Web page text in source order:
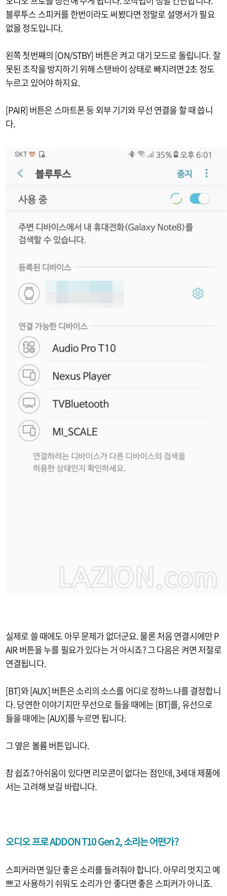
블루투스 스피커를 한번이라도 써봤다면 정말로 설명서가 필요
없을 정도입니다.
왼쪽 첫번째의 [ON/STBY] 버튼은 켜고 대기 모드로 돌립니다. 잘
못된 조작을 방지하기 위해 스탠바이 상태로 빠지려면 2초 정도
누르고 있어야 하지요.
[PAIR] 버튼은 스마트폰 등 외부 기기와 무선 연결을 할 때 씁니
다.
실제로 쓸 때에도 아무 문제가 없더군요. 물론 처음 연결시에만 P
AIR 버튼을 누를 필요가 있다는 거 아시죠? 그 다음은 켜면 저절로
연결됩니다.
[BT]와 [AUX] 버튼은 소리의 소스를 어디로 정하느냐를 결정합니
다. 당연한 이야기지만 무선으로 들을 때에는 [BT]를, 유선으로
들을 때에는 [AUX]를 누르면 됩니다.
그 옆은 볼륨 버튼입니다.
참 쉽죠? 아쉬움이 있다면 리모콘이 없다는 점인데, 3세대 제품에
서는 고려해 보길 바랍니다.
오디오 프로 ADDON T10 Gen 2, 소리는 어떤가?
스피커라면 일단 좋은 소리를 들려줘야 합니다. 아무리 멋지고 예
쁘고 사용하기 쉬워도 소리가 안 좋다면 좋은 스피커가 아니죠.